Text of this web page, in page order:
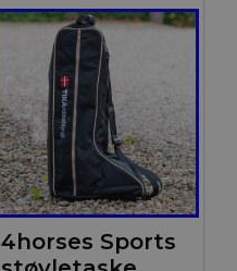
4horses Sports